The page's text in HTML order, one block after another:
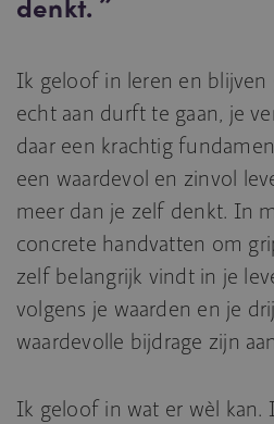
Ik geloof in leren en blijven
echt aan durft te gaan, je
daar een krachtig
een waardevol en zinvol
meer dan je zelf denkt. In
concrete handvatten om
zelf belangrijk vindt in je
volgens je waarden en je
waardevolle bijdrage zijn
Ik geloof in wat er wèl kan.